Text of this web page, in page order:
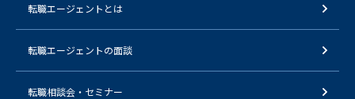
転職エージェントとは
転職エージェントの面談
転職相談会・セミナー